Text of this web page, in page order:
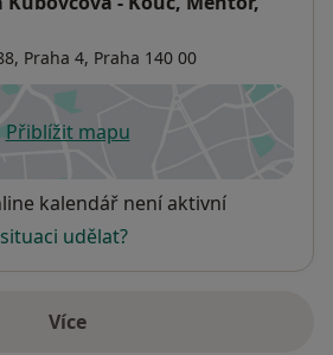
A MANAŽERSKÝCH KOMPETENCÍ
TÝMŮ
Praha 4, Praha 140 00
Přiblížit mapuse otevře v nové záložce
kalendář není aktivní
udělat?
Víceo adrese